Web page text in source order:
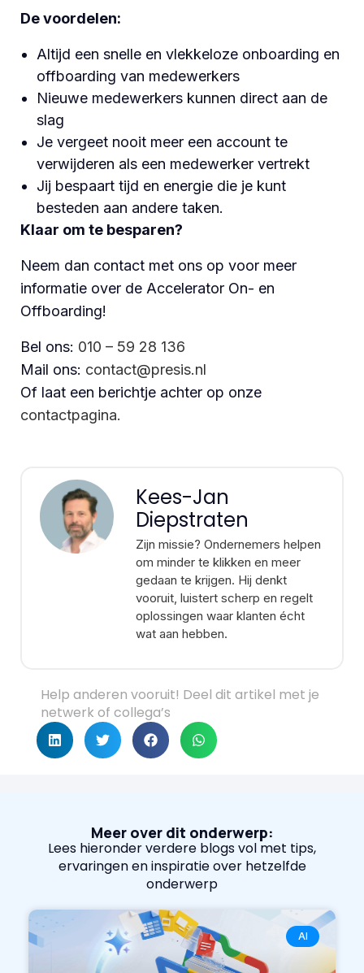
De voordelen:
Altijd een snelle en vlekkeloze onboarding en
offboarding van medewerkers
Nieuwe medewerkers kunnen direct aan de
slag
Je vergeet nooit meer een account te
verwijderen als een medewerker vertrekt
Jij bespaart tijd en energie die je kunt
besteden aan andere taken.
Klaar om te besparen?
Neem dan contact met ons op voor meer
informatie over de Accelerator On- en
Offboarding!
Bel ons: 010 – 59 28 136
Mail ons: contact@presis.nl
Of laat een berichtje achter op onze
contactpagina.
Kees-Jan
Diepstraten
Zijn missie? Ondernemers helpen
om minder te klikken en meer
gedaan te krijgen. Hij denkt
vooruit, luistert scherp en regelt
oplossingen waar klanten écht
wat aan hebben.
Help anderen vooruit! Deel dit artikel met je
netwerk of collega’s
Meer over dit onderwerp:
Lees hieronder verdere blogs vol met tips,
ervaringen en inspiratie over hetzelfde
onderwerp
AI